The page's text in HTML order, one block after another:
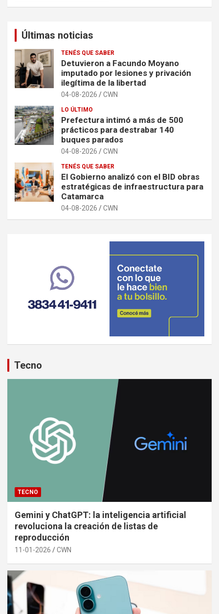
Últimas noticias
TENÉS QUE SABER
Detuvieron a Facundo Moyano
imputado por lesiones y privación
ilegítima de la libertad
04-08-2026 CWN
LO ÚLTIMO
Prefectura intimó a más de 500
prácticos para destrabar 140
buques parados
04-08-2026 CWN
TENÉS QUE SABER
El Gobierno analizó con el BID obras
estratégicas de infraestructura para
Catamarca
04-08-2026 CWN
Tecno
TECNO
Gemini y ChatGPT: la inteligencia artificial
revoluciona la creación de listas de
reproducción
11-01-2026 CWN